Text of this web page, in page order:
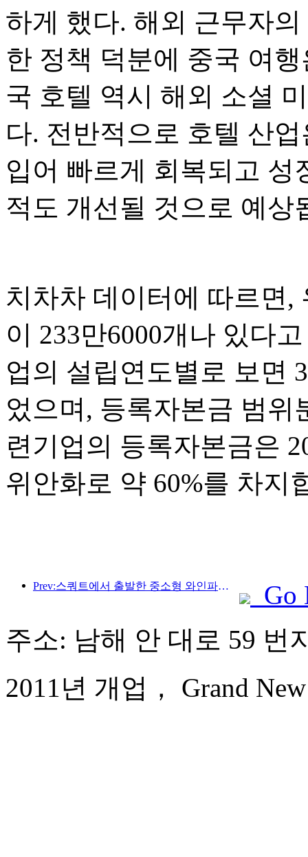
하게 했다. 해외 근무자
한 정책 덕분에 중국 여
국 호텔 역시 해외 소셜
다. 전반적으로 호텔 산
입어 빠르게 회복되고 성
적도 개선될 것으로 예상
치차차 데이터에 따르면,
이 233만6000개나 있다
업의 설립연도별로 보면
었으며, 등록자본금 범
련기업의 등록자본금은
위안화로 약 60%를 차지
Prev:스쿼트에서 출발한 중소형 와인파이프가 에너지를 축적하는 새로운 여정을 시작합니다
Go
주소: 남해 안 대로 59 번
2011년 개업， Grand